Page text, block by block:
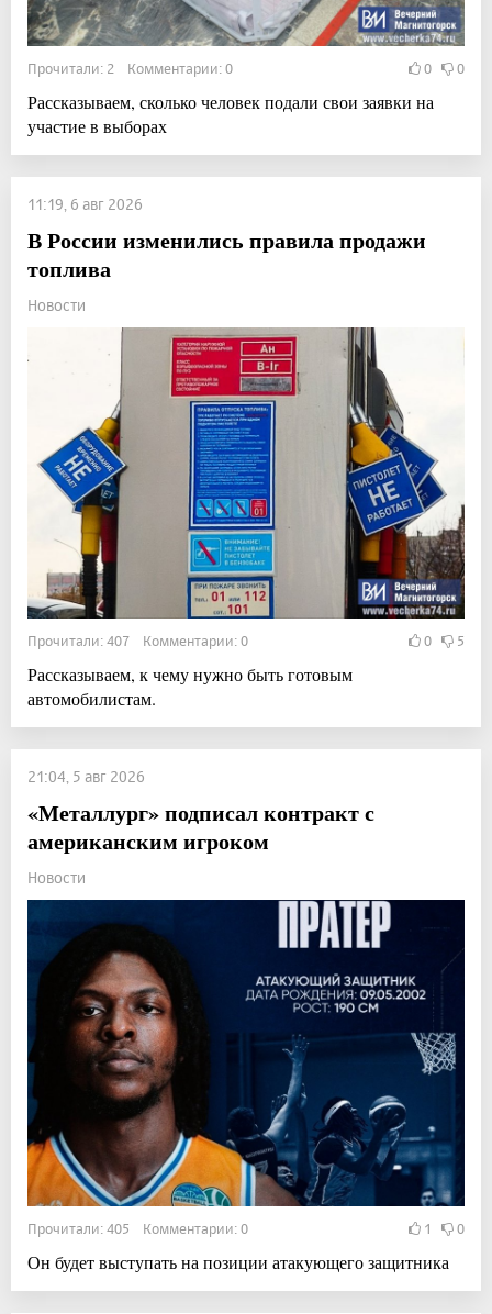
Прочитали: 2 Комментарии: 0 0 0
Рассказываем, сколько человек подали свои заявки на
участие в выборах
11:19, 6 авг 2026
В России изменились правила продажи
топлива
Новости
Прочитали: 407 Комментарии: 0 0 5
Рассказываем, к чему нужно быть готовым
автомобилистам.
21:04, 5 авг 2026
«Металлург» подписал контракт с
американским игроком
Новости
Прочитали: 405 Комментарии: 0 1 0
Он будет выступать на позиции атакующего защитника